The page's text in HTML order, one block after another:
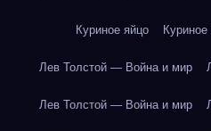
Куриное яйцо Куриное
Лев Толстой — Война и мир
Лев Толстой — Война и мир